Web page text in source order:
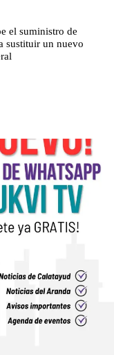
el suministro de
sustituir un nuevo